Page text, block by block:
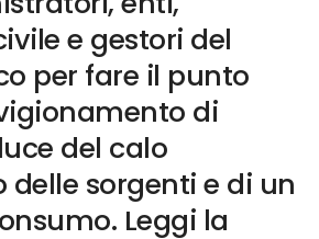
e gestori del
per fare il punto
di
del calo
delle sorgenti e di un
Leggi la